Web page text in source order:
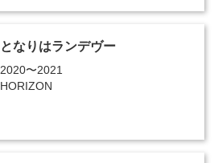
となりはランデヴー
2020〜2021
HORIZON